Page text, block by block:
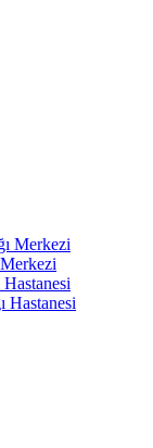
Merkezi
Hastanesi